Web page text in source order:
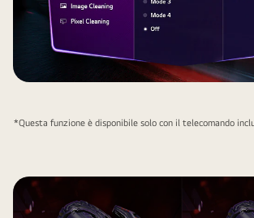
*Questa funzione è disponibile solo con il telecomando